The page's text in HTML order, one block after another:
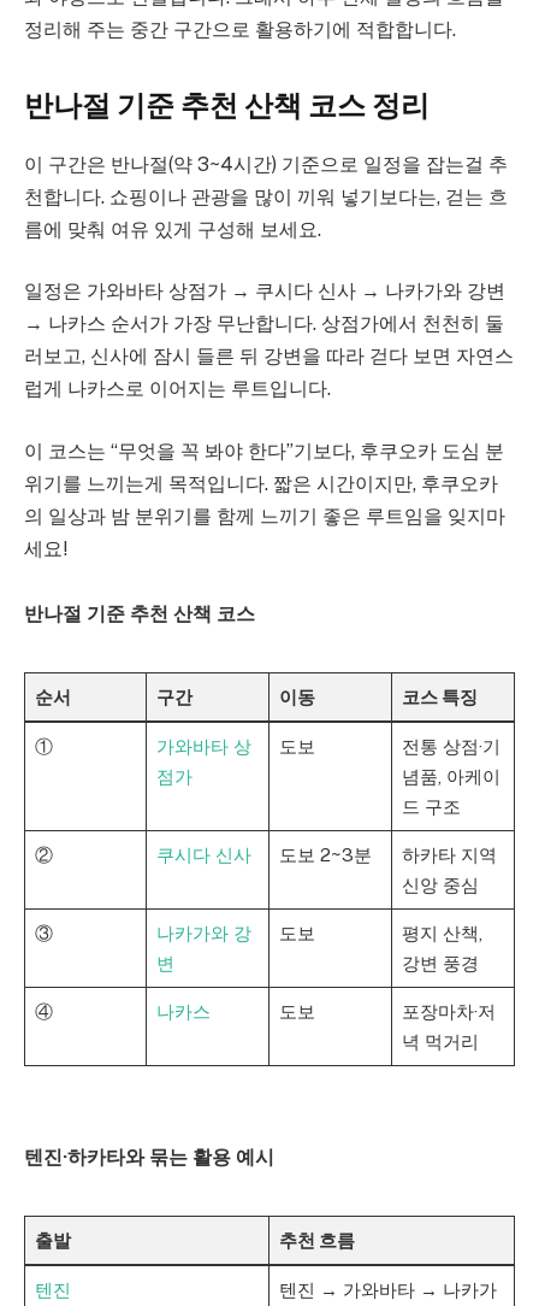
정리해 주는 중간 구간으로 활용하기에 적합합니다.
반나절 기준 추천 산책 코스 정리
이 구간은 반나절(약 3~4시간) 기준으로 일정을 잡는걸 추
천합니다. 쇼핑이나 관광을 많이 끼워 넣기보다는, 걷는 흐
름에 맞춰 여유 있게 구성해 보세요.
일정은 가와바타 상점가 → 쿠시다 신사 → 나카가와 강변
→ 나카스 순서가 가장 무난합니다. 상점가에서 천천히 둘
러보고, 신사에 잠시 들른 뒤 강변을 따라 걷다 보면 자연스
럽게 나카스로 이어지는 루트입니다.
이 코스는 “무엇을 꼭 봐야 한다”기보다, 후쿠오카 도심 분
위기를 느끼는게 목적입니다. 짧은 시간이지만, 후쿠오카
의 일상과 밤 분위기를 함께 느끼기 좋은 루트임을 잊지마
세요!
반나절 기준 추천 산책 코스
순서 구간 이동 코스 특징
①
가와바타 상
점가
도보
전통 상점·기
념품, 아케이
드 구조
② 쿠시다 신사 도보 2~3분
하카타 지역
신앙 중심
③
나카가와 강
변
도보
평지 산책,
강변 풍경
④ 나카스 도보
포장마차·저
녁 먹거리
텐진·하카타와 묶는 활용 예시
출발 추천 흐름
텐진
텐진 → 가와바타 → 나카가